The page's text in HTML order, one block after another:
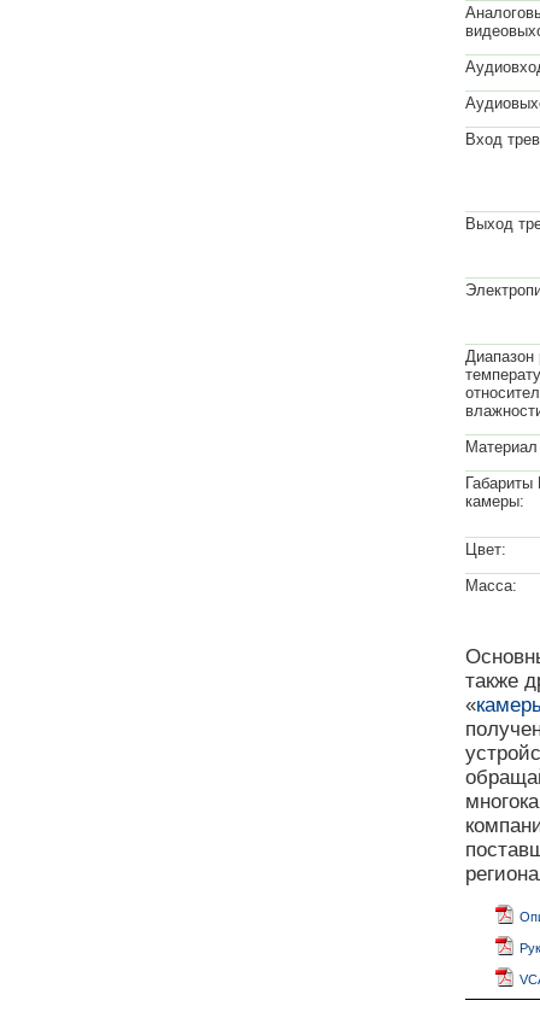
Вход
Выход
Диапазон
Габариты
камеры:
Цвет:
Масса:
также
«